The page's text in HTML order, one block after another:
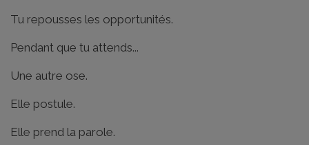
Tu repousses les opportunités.
Pendant que tu attends...
Une autre ose.
Elle postule.
Elle prend la parole.